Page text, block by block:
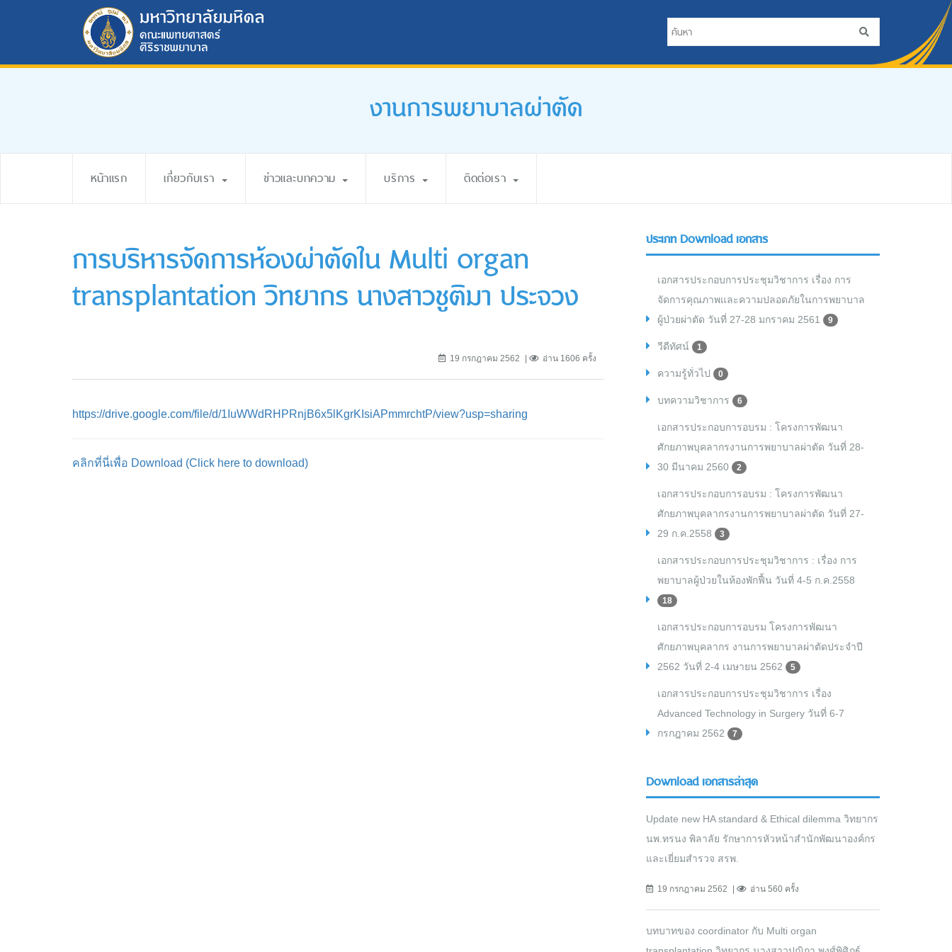
งานการพยาบาลผ่าตัด
หน้าแรก เกี่ยวกับเรา ข่าวและบทความ บริการ ติดต่อเรา
การบริหารจัดการห้องผ่าตัดใน Multi organ
transplantation วิทยากร นางสาวชูติมา ประจวง
19 กรกฎาคม 2562 อ่าน 1606 ครั้ง
https://drive.google.com/file/d/1IuWWdRHPRnjB6x5lKgrKIsiAPmmrchtP/view?usp=sharing
คลิกที่นี่เพื่อ Download (Click here to download)
ประเภท Download เอกสาร
เอกสารประกอบการประชุมวิชาการ เรื่อง การ
จัดการคุณภาพและความปลอดภัยในการพยาบาล
ผู้ป่วยผ่าตัด วันที่ 27-28 มกราคม 2561
9
วีดีทัศน์ 1
ความรู้ทั่วไป 0
บทความวิชาการ 6
เอกสารประกอบการอบรม : โครงการพัฒนา
ศักยภาพบุคลากรงานการพยาบาลผ่าตัด วันที่ 28-
30 มีนาคม 2560
2
เอกสารประกอบการอบรม : โครงการพัฒนา
ศักยภาพบุคลากรงานการพยาบาลผ่าตัด วันที่ 27-
29 ก.ค.2558
3
เอกสารประกอบการประชุมวิชาการ : เรื่อง การ
พยาบาลผู้ป่วยในห้องพักฟื้น วันที่ 4-5 ก.ค.2558
18
เอกสารประกอบการอบรม โครงการพัฒนา
ศักยภาพบุคลากร งานการพยาบาลผ่าตัดประจำปี
2562 วันที่ 2-4 เมษายน 2562
5
เอกสารประกอบการประชุมวิชาการ เรื่อง
Advanced Technology in Surgery วันที่ 6-7
กรกฎาคม 2562
7
Download เอกสารล่าสุด
Update new HA standard & Ethical dilemma วิทยากร
นพ.ทรนง พิลาลัย รักษาการหัวหน้าสำนักพัฒนาองค์กร
และเยี่ยมสำรวจ สรพ.
19 กรกฎาคม 2562 อ่าน 560 ครั้ง
บทบาทของ coordinator กับ Multi organ